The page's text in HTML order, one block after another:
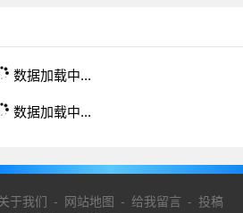
数据加载中...
数据加载中...
于我们 - 网站地图 - 给我留言 - 投稿